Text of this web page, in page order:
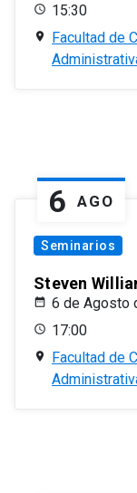
15:30
Facultad de
6 AGO
Seminarios
Steven
6 de Agosto
17:00
Facultad de